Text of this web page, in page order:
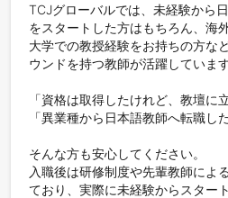
TCJグローバルでは、未経験から
をスタートした方はもちろん、海
大学での教授経験をお持ちの方な
ウンドを持つ教師が活躍しています
「資格は取得したけれど、教壇に
「異業種から日本語教師へ転職した
そんな方も安心してください。
入職後は研修制度や先輩教師によ
ており、実際に未経験からスター